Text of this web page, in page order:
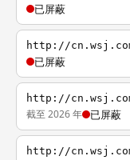
已屏蔽
http://
已屏蔽
http://
截至 2026 年 已屏蔽
http://